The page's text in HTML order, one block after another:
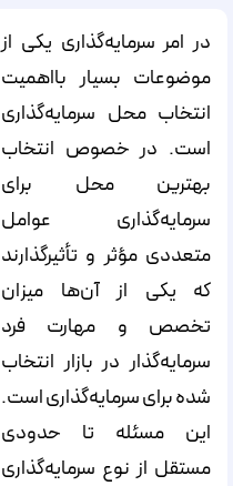
در امر سرمایه‌‌‌‌گذاری یکی از
موضوعات بسیار بااهمیت
انتخاب محل سرمایه‌‌‌‌گذاری
است. در خصوص انتخاب
بهترین محل برای
سرمایه‌‌‌‌گذاری عوامل
متعددی مؤثر و تأثیرگذارند
که یکی از آن‌‌‌‌ها میزان
تخصص و مهارت فرد
سرمایه‌‌‌‌گذار در بازار انتخاب
شده برای سرمایه‌‌‌‌گذاری است.
این مسئله تا حدودی
مستقل از نوع سرمایه‌‌‌‌گذاری